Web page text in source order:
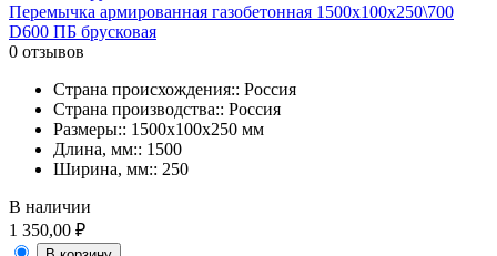
Перемычка армированная газобетонная 1500х100х250\700
D600 ПБ брусковая
0 отзывов
Страна происхождения:: Россия
Страна производства:: Россия
Размеры:: 1500x100x250 мм
Длина, мм:: 1500
Ширина, мм:: 250
В наличии
1 350,00 ₽